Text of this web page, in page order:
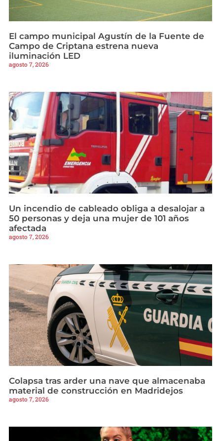
El campo municipal Agustín de la Fuente de
Campo de Criptana estrena nueva
iluminación LED
agosto 7, 2026
Un incendio de cableado obliga a desalojar a
50 personas y deja una mujer de 101 años
afectada
agosto 7, 2026
Colapsa tras arder una nave que almacenaba
material de construcción en Madridejos
agosto 7, 2026